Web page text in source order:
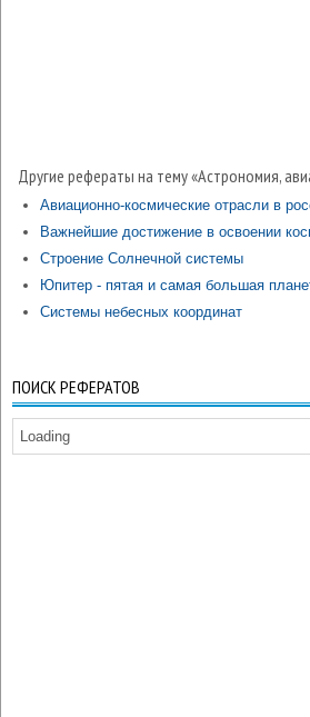
Другие рефераты на тему «Астрономия,
Авиационно-космические отрасли в
Важнейшие достижение в освоении
Строение Солнечной системы
Юпитер - пятая и самая большая
Системы небесных координат
ПОИСК РЕФЕРАТОВ
Loading